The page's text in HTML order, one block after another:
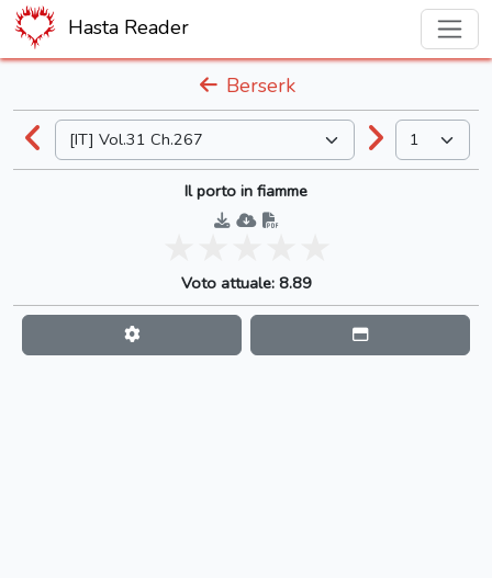
Hasta Reader
Berserk
Il porto in fiamme
Voto attuale: 8.89